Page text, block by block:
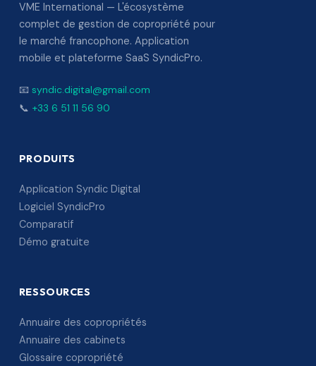
VME International — L'écosystème
complet de gestion de copropriété pour
le marché francophone. Application
mobile et plateforme SaaS SyndicPro.
📧 syndic.digital@gmail.com
📞 +33 6 51 11 56 90
PRODUITS
Application Syndic Digital
Logiciel SyndicPro
Comparatif
Démo gratuite
RESSOURCES
Annuaire des copropriétés
Annuaire des cabinets
Glossaire copropriété